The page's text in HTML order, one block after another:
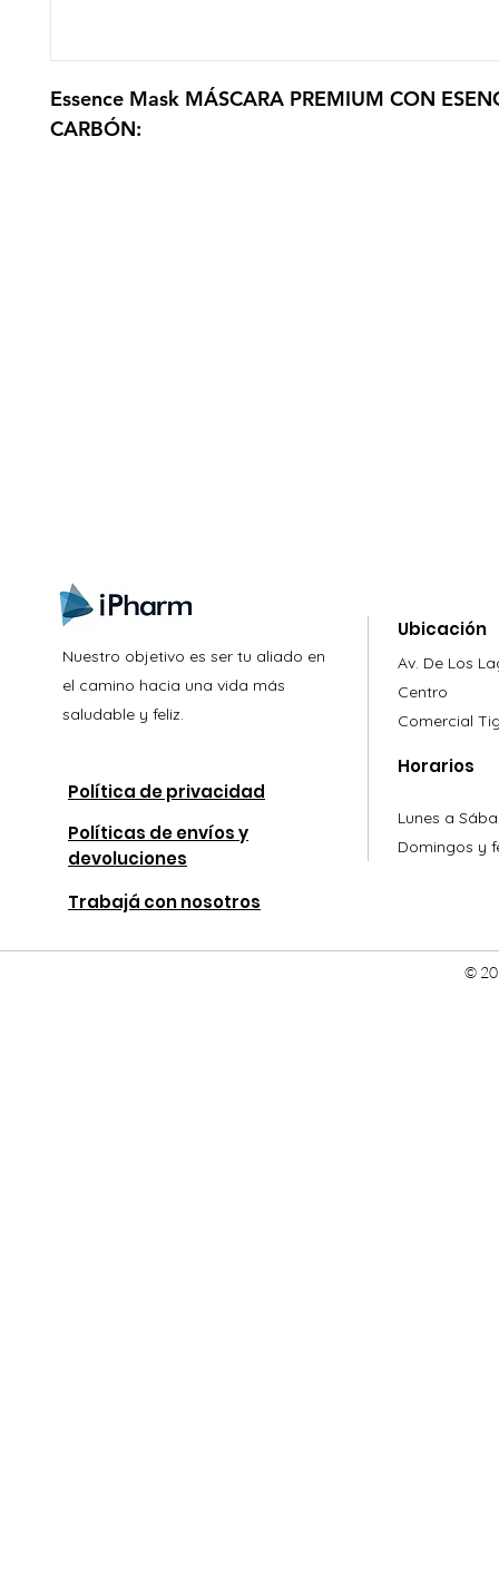
Essence Mask MÁSCARA PREMIUM CON
CARBÓN:
Nuestro objetivo es ser tu aliado en
el camino hacia una vida más
saludable y feliz.
Política de privacidad
Políticas de envíos y
devoluciones
Trabajá con nosotros
Ubicación
Av. De Los
Centro
Comercial
Horarios
Lunes a
Domingos y
©